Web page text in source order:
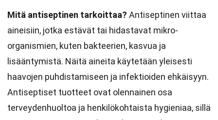
Mitä antiseptinen tarkoittaa? Antiseptinen viittaa
aineisiin, jotka estävät tai hidastavat mikro-
organismien, kuten bakteerien, kasvua ja
lisääntymistä. Näitä aineita käytetään yleisesti
haavojen puhdistamiseen ja infektioiden ehkäisyyn.
Antiseptiset tuotteet ovat olennainen osa
terveydenhuoltoa ja henkilökohtaista hygieniaa, sillä